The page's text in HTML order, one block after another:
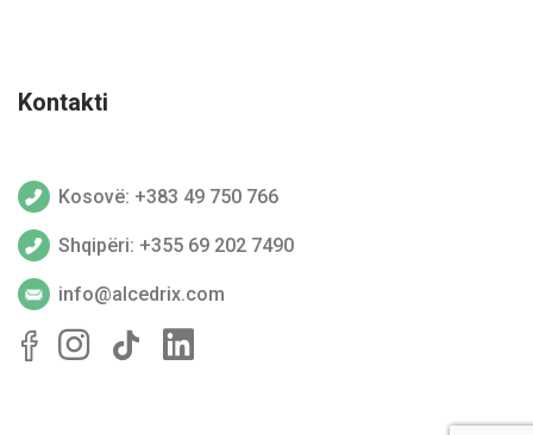
Kontakti
Kosovë: +383 49 750 766
Shqipëri: +355 69 202 7490
info@alcedrix.com